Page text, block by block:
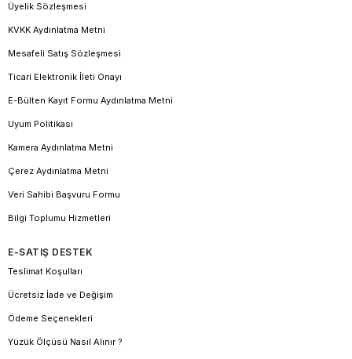
Üyelik Sözleşmesi
KVKK Aydınlatma Metni
Mesafeli Satış Sözleşmesi
Ticari Elektronik İleti Onayı
E-Bülten Kayıt Formu Aydınlatma Metni
Uyum Politikası
Kamera Aydınlatma Metni
Çerez Aydınlatma Metni
Veri Sahibi Başvuru Formu
Bilgi Toplumu Hizmetleri
E-SATIŞ DESTEK
Teslimat Koşulları
Ücretsiz İade ve Değişim
Ödeme Seçenekleri
Yüzük Ölçüsü Nasıl Alınır ?